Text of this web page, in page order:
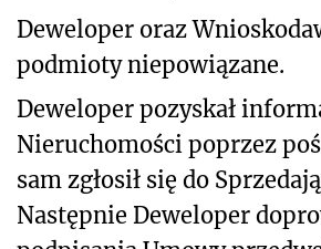
Deweloper oraz
podmioty niepowiązane.
Deweloper pozyskał
Nieruchomości poprzez
sam zgłosił się do
Następnie Deweloper